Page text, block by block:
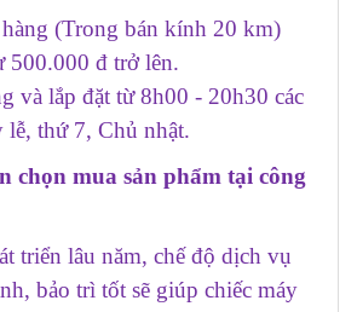
(Trong bán kính 20 km)
500.000 đ trở lên.
và lắp đặt từ 8h00 - 20h30 các
lễ, thứ 7, Chủ nhật.
chọn mua sản phẩm tại công
triển lâu năm, chế độ dịch vụ
bảo trì tốt sẽ giúp chiếc máy